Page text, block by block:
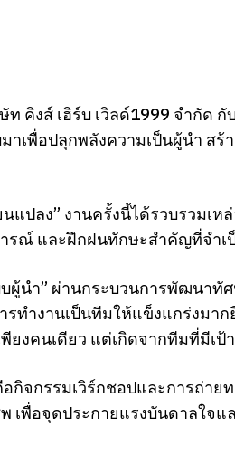
คิงส์ เฮิร์บ เวิลด์1999 จำกัด
เพื่อปลุกพลังความเป็นผู้นำ ส
แปลง” งานครั้งนี้ได้รวบรวมเ
รณ์ และฝึกฝนทักษะสำคัญที่จำ
ผู้นำ” ผ่านกระบวนการพัฒนา
ำงานเป็นทีมให้แข็งแกร่งมาก
พียงคนเดียว แต่เกิดจากทีมที่มีเ
กิจกรรมเวิร์กชอปและการถ่า
พื่อจุดประกายแรงบันดาลใจ